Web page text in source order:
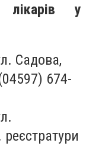
у
Садова,
674-